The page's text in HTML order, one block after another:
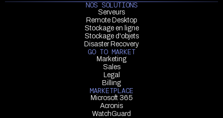
NOS SOLUTIONS
Serveurs
Remote Desktop
Stockage en ligne
Stockage d'objets
Disaster Recovery
GO TO MARKET
Marketing
Sales
Legal
Billing
MARKETPLACE
Microsoft 365
Acronis
WatchGuard